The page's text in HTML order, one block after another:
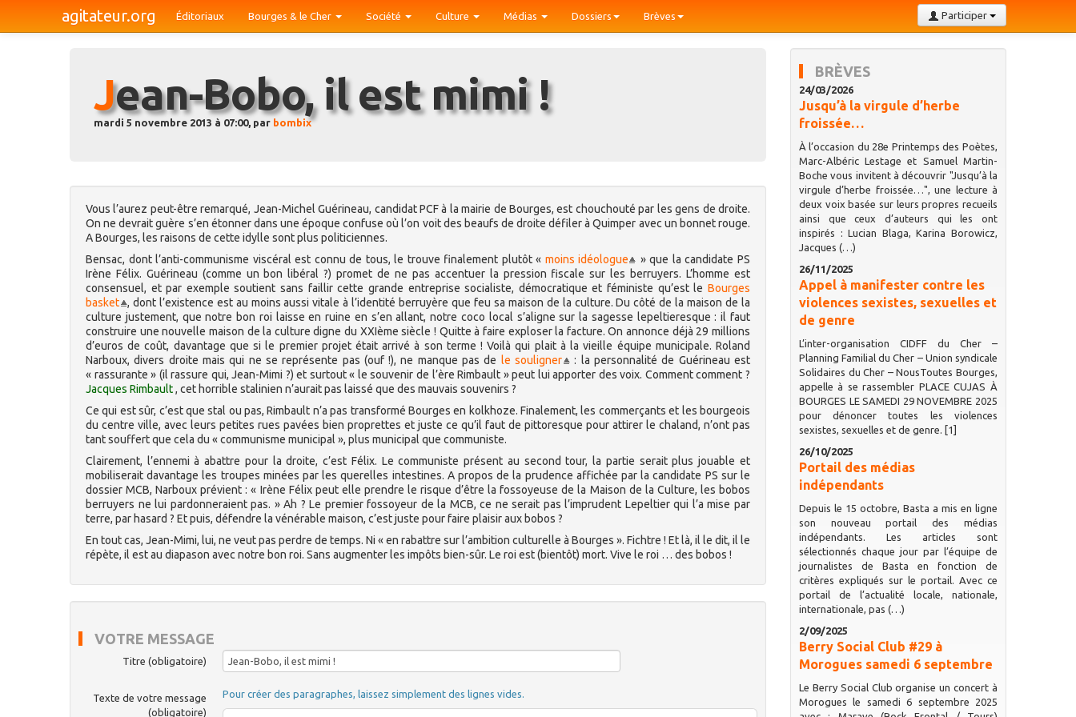
agitateur.org Participer
Éditoriaux Bourges & le Cher Société Culture Médias Dossiers Brèves
Jean-Bobo, il est mimi !
mardi 5 novembre 2013 à 07:00, par bombix
Vous l’aurez peut-être remarqué, Jean-Michel Guérineau, candidat PCF à la mairie de Bourges, est chouchouté par les gens de droite.
On ne devrait guère s’en étonner dans une époque confuse où l’on voit des beaufs de droite défiler à Quimper avec un bonnet rouge.
A Bourges, les raisons de cette idylle sont plus politiciennes.
Bensac, dont l’anti-communisme viscéral est connu de tous, le trouve finalement plutôt « moins idéologue
» que la candidate PS
Irène Félix. Guérineau (comme un bon libéral ?) promet de ne pas accentuer la pression fiscale sur les berruyers. L’homme est
consensuel, et par exemple soutient sans faillir cette grande entreprise socialiste, démocratique et féministe qu’est le Bourges
basket
, dont l’existence est au moins aussi vitale à l’identité berruyère que feu sa maison de la culture. Du côté de la maison de la
culture justement, que notre bon roi laisse en ruine en s’en allant, notre coco local s’aligne sur la sagesse lepeltieresque : il faut
construire une nouvelle maison de la culture digne du XXIème siècle ! Quitte à faire exploser la facture. On annonce déjà 29 millions
d’euros de coût, davantage que si le premier projet était arrivé à son terme ! Voilà qui plait à la vieille équipe municipale. Roland
Narboux, divers droite mais qui ne se représente pas (ouf !), ne manque pas de le souligner
: la personnalité de Guérineau est
« rassurante » (il rassure qui, Jean-Mimi ?) et surtout « le souvenir de l’ère Rimbault » peut lui apporter des voix. Comment comment ?
Jacques Rimbault, cet horrible stalinien n’aurait pas laissé que des mauvais souvenirs ?
Ce qui est sûr, c’est que stal ou pas, Rimbault n’a pas transformé Bourges en kolkhoze. Finalement, les commerçants et les bourgeois
du centre ville, avec leurs petites rues pavées bien proprettes et juste ce qu’il faut de pittoresque pour attirer le chaland, n’ont pas
tant souffert que cela du « communisme municipal », plus municipal que communiste.
Clairement, l’ennemi à abattre pour la droite, c’est Félix. Le communiste présent au second tour, la partie serait plus jouable et
mobiliserait davantage les troupes minées par les querelles intestines. A propos de la prudence affichée par la candidate PS sur le
dossier MCB, Narboux prévient : « Irène Félix peut elle prendre le risque d’être la fossoyeuse de la Maison de la Culture, les bobos
berruyers ne lui pardonneraient pas. » Ah ? Le premier fossoyeur de la MCB, ce ne serait pas l’imprudent Lepeltier qui l’a mise par
terre, par hasard ? Et puis, défendre la vénérable maison, c’est juste pour faire plaisir aux bobos ?
En tout cas, Jean-Mimi, lui, ne veut pas perdre de temps. Ni « en rabattre sur l’ambition culturelle à Bourges ». Fichtre ! Et là, il le dit, il le
répète, il est au diapason avec notre bon roi. Sans augmenter les impôts bien-sûr. Le roi est (bientôt) mort. Vive le roi … des bobos !
VOTRE MESSAGE
Titre (obligatoire)
Texte de votre message
(obligatoire)
Pour créer des paragraphes, laissez simplement des lignes vides.
BRÈVES
24/03/2026
Jusqu’à la virgule d’herbe
froissée…
À l’occasion du 28e Printemps des Poètes,
Marc-Albéric Lestage et Samuel Martin-
Boche vous invitent à découvrir "Jusqu’à la
virgule d’herbe froissée…", une lecture à
deux voix basée sur leurs propres recueils
ainsi que ceux d’auteurs qui les ont
inspirés : Lucian Blaga, Karina Borowicz,
Jacques (…)
26/11/2025
Appel à manifester contre les
violences sexistes, sexuelles et
de genre
L’inter-organisation CIDFF du Cher –
Planning Familial du Cher – Union syndicale
Solidaires du Cher – NousToutes Bourges,
appelle à se rassembler PLACE CUJAS À
BOURGES LE SAMEDI 29 NOVEMBRE 2025
pour dénoncer toutes les violences
sexistes, sexuelles et de genre. [1]
26/10/2025
Portail des médias
indépendants
Depuis le 15 octobre, Basta a mis en ligne
son nouveau portail des médias
indépendants. Les articles sont
sélectionnés chaque jour par l’équipe de
journalistes de Basta en fonction de
critères expliqués sur le portail. Avec ce
portail de l’actualité locale, nationale,
internationale, pas (…)
2/09/2025
Berry Social Club #29 à
Morogues samedi 6 septembre
Le Berry Social Club organise un concert à
Morogues le samedi 6 septembre 2025